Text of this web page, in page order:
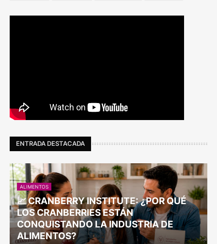
ENTRADA DESTACADA
ALIMENTOS
📈 CRANBERRY INSTITUTE: ¿POR QUÉ
LOS CRANBERRIES ESTÁN
CONQUISTANDO LA INDUSTRIA DE
ALIMENTOS?